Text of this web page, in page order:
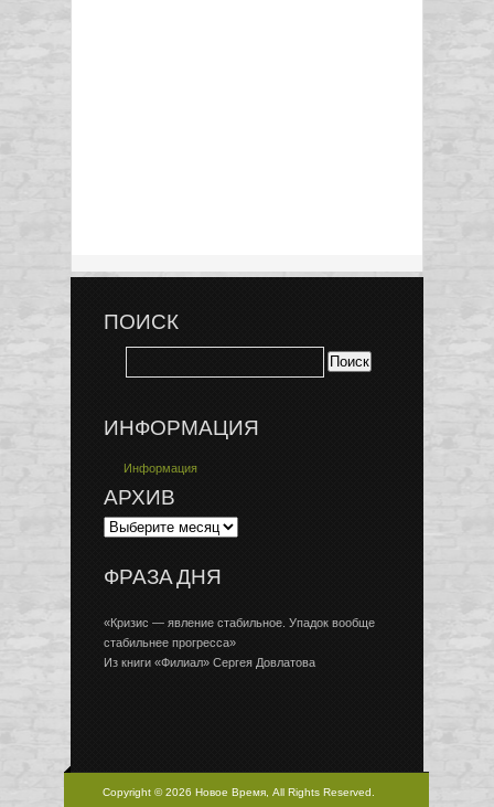
ПОИСК
ИНФОРМАЦИЯ
Информация
АРХИВ
ФРАЗА ДНЯ
«Кризис — явление стабильное. Упадок вообще
стабильнее прогресса»
Из книги «Филиал» Сергея Довлатова
Copyright © 2026 Новое Время, All Rights Reserved.